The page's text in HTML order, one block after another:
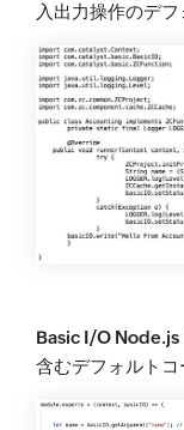
入出力操作のデ
Basic I/O
含むデフォルトコ